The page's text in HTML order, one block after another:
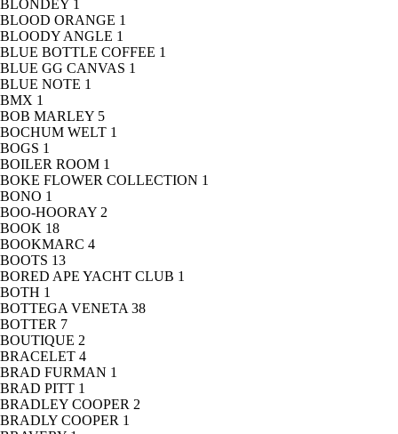
BLONDEY 1
BLOOD ORANGE 1
BLOODY ANGLE 1
BLUE BOTTLE COFFEE 1
BLUE GG CANVAS 1
BLUE NOTE 1
BMX 1
BOB MARLEY 5
BOCHUM WELT 1
BOGS 1
BOILER ROOM 1
BOKE FLOWER COLLECTION 1
BONO 1
BOO-HOORAY 2
BOOK 18
BOOKMARC 4
BOOTS 13
BORED APE YACHT CLUB 1
BOTH 1
BOTTEGA VENETA 38
BOTTER 7
BOUTIQUE 2
BRACELET 4
BRAD FURMAN 1
BRAD PITT 1
BRADLEY COOPER 2
BRADLY COOPER 1